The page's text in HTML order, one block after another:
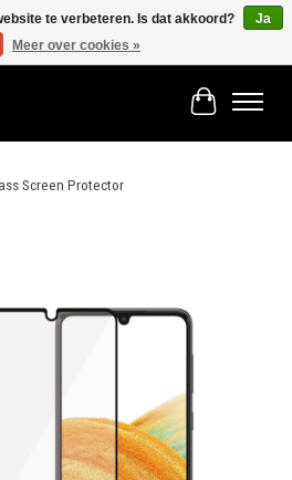
Winkelwagen
Screen Protector
te verbeteren. Is dat akkoord?
Ja
Meer over cookies »